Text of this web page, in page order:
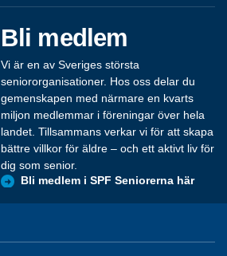
Bli medlem
Vi är en av Sveriges största
seniororganisationer. Hos oss delar du
gemenskapen med närmare en kvarts
miljon medlemmar i föreningar över hela
landet. Tillsammans verkar vi för att skapa
bättre villkor för äldre – och ett aktivt liv för
dig som senior.
Bli medlem i SPF Seniorerna här